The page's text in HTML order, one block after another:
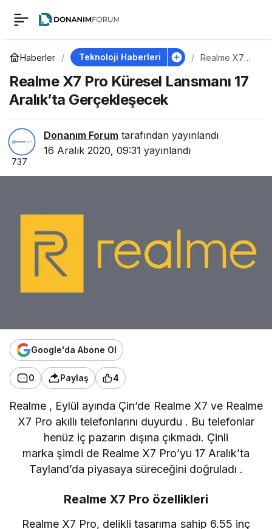
Haberler Teknoloji Haberleri
Realme X7
Lansmanı 17
Aralık’ta
Realme X7 Pro Küresel Lansmanı 17
Aralık’ta Gerçekleşecek
Donanım Forum tarafından yayınlandı
16 Aralık 2020, 09:31 yayınlandı
737
Google'da Abone Ol
0 Paylaş 4
Realme , Eylül ayında Çin’de Realme X7 ve Realme
X7 Pro akıllı telefonlarını duyurdu . Bu telefonlar
henüz iç pazarın dışına çıkmadı. Çinli
marka şimdi de Realme X7 Pro’yu 17 Aralık’ta
Tayland’da piyasaya süreceğini doğruladı .
Realme X7 Pro özellikleri
Realme X7 Pro, delikli tasarıma sahip 6.55 inç
Realme X7 Pro
Küresel Lansmanı 17
Aralık’ta
Gerçekleşecek